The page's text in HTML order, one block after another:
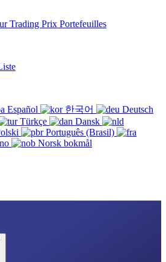
Trading Prix Portefeuilles
Español 한국어
Deutsch
Türkçe
Dansk
Português (Brasil)
Norsk bokmål